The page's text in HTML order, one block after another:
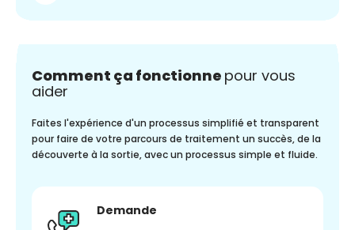
Comment ça fonctionne pour vous
aider
Faites l'expérience d'un processus simplifié et transparent
pour faire de votre parcours de traitement un succès, de la
découverte à la sortie, avec un processus simple et fluide.
Demande